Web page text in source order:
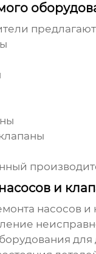
и
насосов